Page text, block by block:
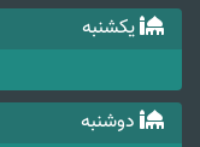
یکشنبه
دوشنبه